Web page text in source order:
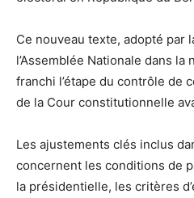
Ce nouveau texte, adopté par
l’Assemblée Nationale dans la
franchi l’étape du contrôle de
de la Cour constitutionnelle
Les ajustements clés inclus
concernent les conditions de
la présidentielle, les critères